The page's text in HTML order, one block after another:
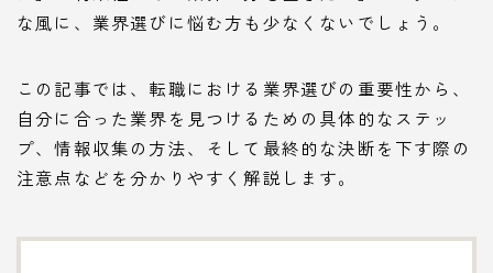
な風に、業界選びに悩む方も少なくないでしょう。
この記事では、転職における業界選びの重要性から、
自分に合った業界を見つけるための具体的なステッ
プ、情報収集の方法、そして最終的な決断を下す際の
注意点などを分かりやすく解説します。